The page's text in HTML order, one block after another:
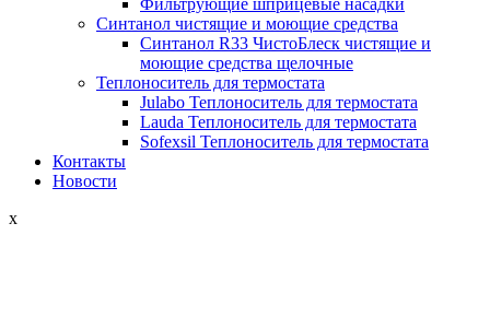
Фильтрующие шприцевые насадки
Синтанол чистящие и моющие средства
Синтанол R33 ЧистоБлеск чистящие и
моющие средства щелочные
Теплоноситель для термостата
Julabo Теплоноситель для термостата
Lauda Теплоноситель для термостата
Sofexsil Теплоноситель для термостата
Контакты
Новости
x